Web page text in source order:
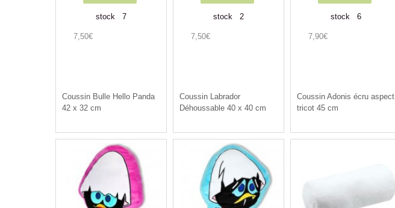
stock 7
7,50€
Coussin Bulle Hello Panda
42 x 32 cm
stock 2
7,50€
Coussin Labrador
Déhoussable 40 x 40 cm
stock 6
7,90€
Coussin Adonis écru aspect
tricot 45 cm